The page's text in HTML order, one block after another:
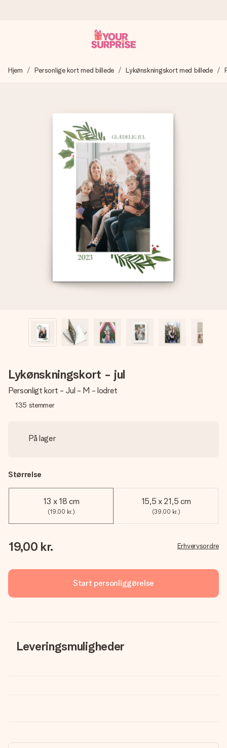
Vi laver din gave med omhu og sender den lynhurtigt – så
4,7 (baseret på +15.000 anmeldelser)
Vores gaver inspirerer. Kunderne giver os 4,7 på Google
Gratis kort med hilsen
Lav noget særligt i blot få trin – med hendes navn, et
billede af dig eller en besked, der går lige i hendes hjerte.
Intet besvær men udelukkende en masse kærlighed i
Hjem Personlige kort med billede Lykønskningskort med billede
Lykønskningskort - jul
Personligt kort - Jul - M - lodret
135 stemmer
På lager
Størrelse
13 x 18 cm
(19,00 kr.)
15,5 x 21,5 cm
(39,00 kr.)
19,00 kr. Erhvervsordre
Start personliggørelse
Leveringsmuligheder